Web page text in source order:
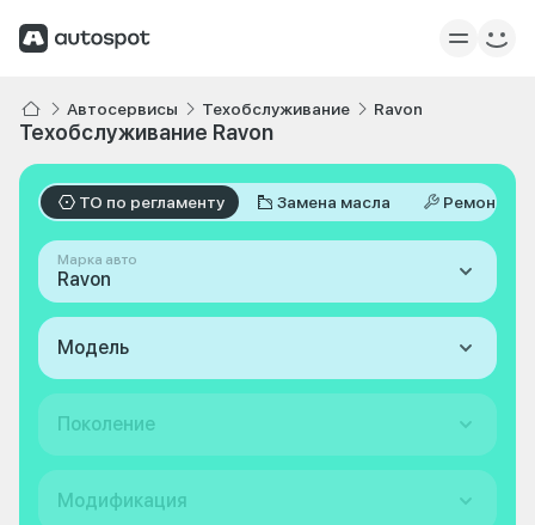
Автосервисы Техобслуживание Ravon
Техобслуживание Ravon
ТО по регламенту Замена масла Ремонт
Марка авто
Ravon
Модель
Поколение
Модификация